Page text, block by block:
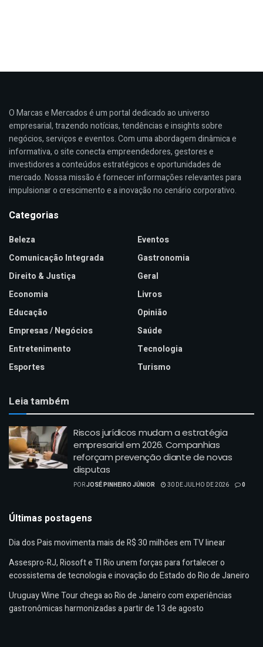
O Marcas e Mercados é um portal dedicado ao universo
empresarial, trazendo notícias, tendências e insights sobre
negócios, serviços e eventos. Com uma abordagem dinâmica e
informativa, o site conecta empreendedores, gestores e
investidores a conteúdos estratégicos e oportunidades de
mercado. Nossa missão é fornecer informações relevantes para
impulsionar o crescimento e a inovação no cenário corporativo.
Categorias
Beleza
Comunicação Integrada
Direito & Justiça
Economia
Educação
Empresas / Negócios
Entretenimento
Esportes
Eventos
Gastronomia
Geral
Livros
Opinião
Saúde
Tecnologia
Turismo
Leia também
Riscos jurídicos mudam a estratégia
empresarial em 2026. Companhias
reforçam prevenção diante de novas
disputas
PORJOSÉ PINHEIRO JÚNIOR 30 DE JULHO DE 2026 0
Últimas postagens
Dia dos Pais movimenta mais de R$ 30 milhões em TV linear
Assespro-RJ, Riosoft e TI Rio unem forças para fortalecer o
ecossistema de tecnologia e inovação do Estado do Rio de Janeiro
Uruguay Wine Tour chega ao Rio de Janeiro com experiências
gastronômicas harmonizadas a partir de 13 de agosto